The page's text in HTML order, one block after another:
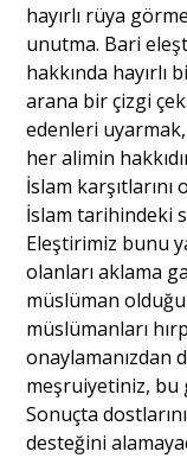
hayırlı rüya
unutma. Bari
hakkında hayırlı
arana bir çizgi
edenleri
her alimin
İslam
İslam tarihindeki
Eleştirimiz bunu
olanları aklama
müslüman
müslümanları
onaylamanızdan
meşruiyetiniz, bu
Sonuçta
desteğini